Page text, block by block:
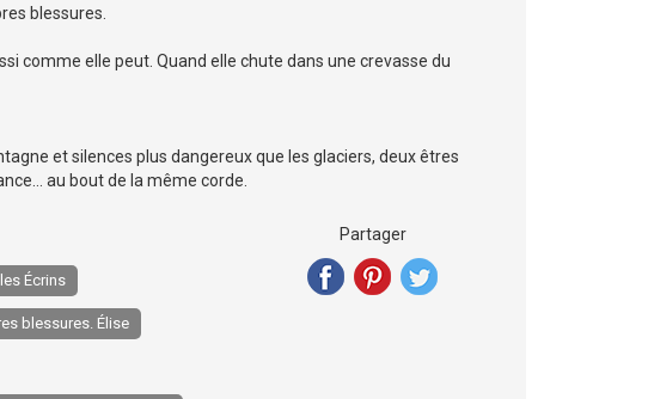
blessures.
comme elle peut. Quand elle chute dans une crevasse du
et silences plus dangereux que les glaciers, deux êtres
au bout de la même corde.
Écrins
blessures. Élise
Partager